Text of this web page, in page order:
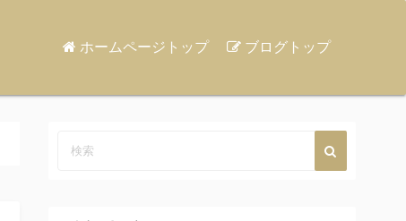
ホームページトップ ブログトップ